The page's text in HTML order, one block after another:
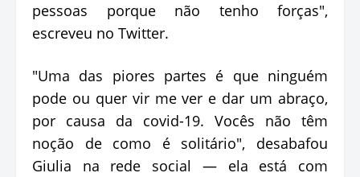
pessoas porque não tenho forças",
escreveu no Twitter.
"Uma das piores partes é que ninguém
pode ou quer vir me ver e dar um abraço,
por causa da covid-19. Vocês não têm
noção de como é solitário", desabafou
Giulia na rede social — ela está com